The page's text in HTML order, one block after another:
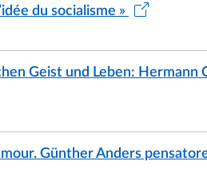
du socialisme »
Geist und Leben:
Günther Anders